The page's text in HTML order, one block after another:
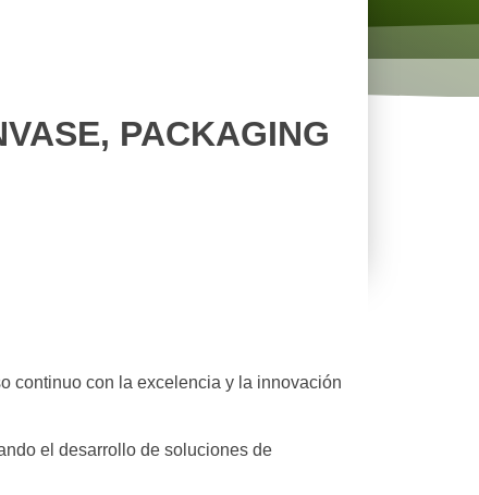
PACKAGING
continuo con la excelencia y la innovación
el desarrollo de soluciones de